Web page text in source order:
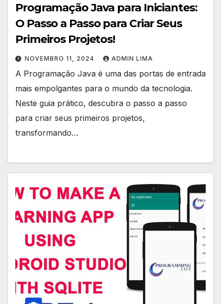
Programação Java para Iniciantes:
O Passo a Passo para Criar Seus
Primeiros Projetos!
NOVEMBRO 11, 2024 ADMIN LIMA
A Programação Java é uma das portas de entrada
mais empolgantes para o mundo da tecnologia.
Neste guia prático, descubra o passo a passo
para criar seus primeiros projetos,
transformando…